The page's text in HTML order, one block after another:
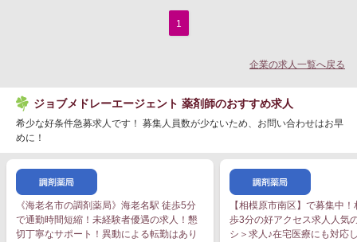
1
企業の求人一覧へ戻る
ジョブメドレーエージェント 薬剤師のおすすめ求人
希少な好条件急募求人です！ 募集人員数が少ないため、お問い合わせはお早
めに！
《海老名市の調剤薬局》海老名駅 徒歩5分
で通勤時間短縮！未経験者優遇の求人！懇
切丁寧なサポート！異動による転勤はあり
【相模原市南区】で募集中
歩3分の好アクセス求人人気
シ＞求人♪在宅医療にも対応